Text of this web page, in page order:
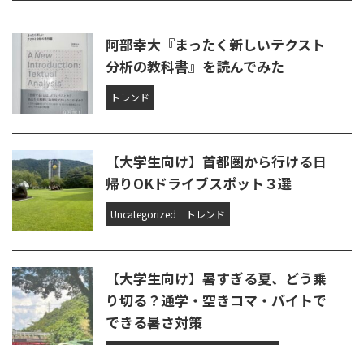
阿部幸大『まったく新しいテクスト
分析の教科書』を読んでみた
トレンド
【大学生向け】首都圏から行ける日
帰りOKドライブスポット３選
Uncategorized トレンド
【大学生向け】暑すぎる夏、どう乗
り切る？通学・空きコマ・バイトで
できる暑さ対策